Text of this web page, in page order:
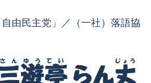
由民主党」／（一社）落語協